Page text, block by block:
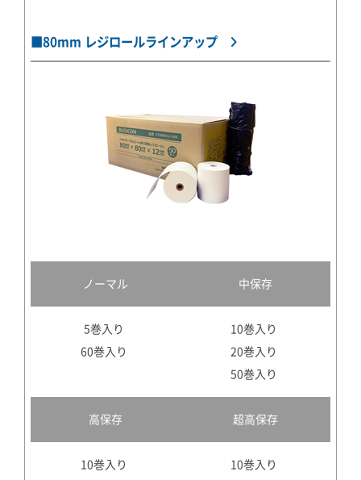
■80mm レジロールラインアップ
ノーマル
5巻入り
60巻入り
中保存
10巻入り
20巻入り
50巻入り
高保存
10巻入り
超高保存
10巻入り